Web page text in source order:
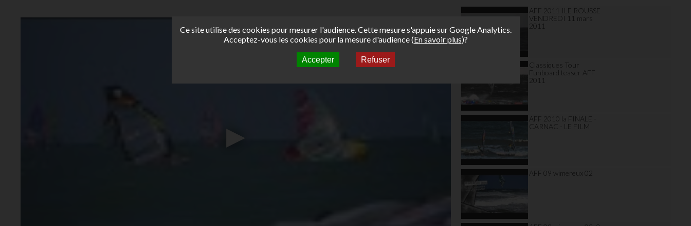
AFF 2011 ILE ROUSSE
VENDREDI 11 mars
2011
Classiques Tour
Funboard teaser AFF
2011
AFF 2010 la FINALE -
CARNAC - LE FILM
AFF 09 wimereux 02
Ce site utilise des cookies pour mesurer l'audience. Cette mesure s'appuie sur Google Analytics.
Acceptez-vous les cookies pour la mesure d'audience (En savoir plus)?
Accepter Refuser